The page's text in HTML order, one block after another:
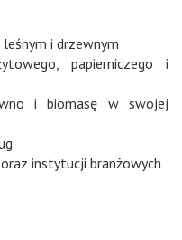
i drzewnym
papierniczego i
i biomasę w swojej
instytucji branżowych